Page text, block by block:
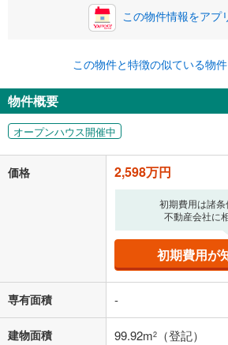
0円
ナス時の増額分（1回分）を入力して
ボーナス払いの限度額は金融機関によ
閉じる
月々の返済額
る値は、実際の金融機関等における貸出金利と
の金融機関等における貸出金利を何ら保証す
済方法「元利均等返済」にて算出しておりま
適用した場合の計算結果を表示しています。
その他月額費用や、初期費用がかかります。
借り入れの際は各金融機関等に、必ずご自身で
条件によってお借り入れができないことがあ
不動産会社に購入相談
この物件情報をアプ
この物件と特徴の似ている物
物件概要
オープンハウス開催中
価格 2,598万円
初期費用は諸条
不動産会社に
初期費用が
専有面積 -
建物面積 99.92m2 （登記）